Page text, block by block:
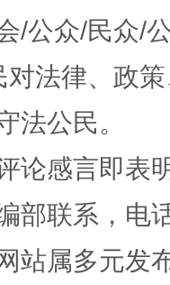
/公众/民众/
对法律、政
法公民。
论感言即表
部联系，电
站属多元发